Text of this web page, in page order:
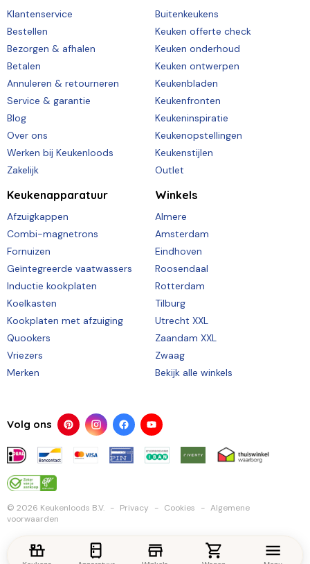
Klantenservice
Bestellen
Bezorgen & afhalen
Betalen
Annuleren & retourneren
Service & garantie
Blog
Over ons
Werken bij Keukenloods
Zakelijk
Buitenkeukens
Keuken offerte check
Keuken onderhoud
Keuken ontwerpen
Keukenbladen
Keukenfronten
Keukeninspiratie
Keukenopstellingen
Keukenstijlen
Outlet
Keukenapparatuur
Afzuigkappen
Combi-magnetrons
Fornuizen
Geïntegreerde vaatwassers
Inductie kookplaten
Koelkasten
Kookplaten met afzuiging
Quookers
Vriezers
Merken
Winkels
Almere
Amsterdam
Eindhoven
Roosendaal
Rotterdam
Tilburg
Utrecht XXL
Zaandam XXL
Zwaag
Bekijk alle winkels
Volg ons
© 2026 Keukenloods B.V. Privacy Cookies
Algemene
voorwaarden